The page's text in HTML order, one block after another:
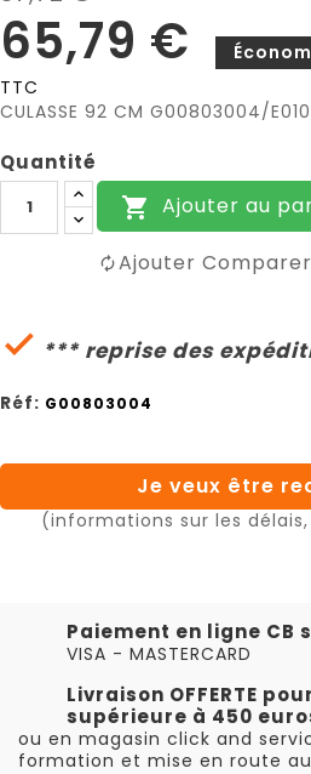
65,79 €
TTC
CULASSE 92 CM G00803004/
Quantité
 Ajouter au
Ajouter Comparer
 *** reprise des
Réf: G00803004
Je veux être
(informations sur les
Paiement en ligne CB
VISA - MASTERCARD
Livraison OFFERTE
supérieure à 450
ou en magasin click and
formation et mise en route